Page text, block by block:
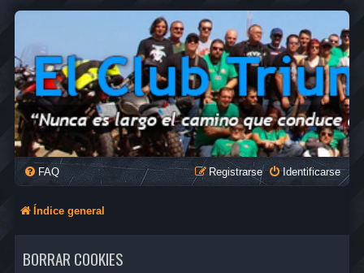
FAQ Identificarse
Registrarse
Índice general
BORRAR COOKIES